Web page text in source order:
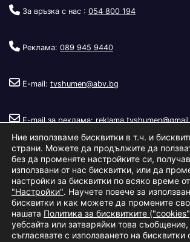
За връзка с нас : 054 800 194
Реклама: 089 945 9440
E-mail: tvshumen@abv.bg
E-mail за реклама:
Copyright © 2026Телевизия Шумен.|
Ltd.
За насРекламаУсловия за ползване
Ние използваме бисквитки в т.ч. и
страни. Можете да продължите да
без да променяте настройките си,
използвани от нас бисквитки, или да
настройки за бисквитки по всяко време
"Настройки". Научете повече за
бисквитки и как можете да промените
нашата Политика за бисквитките
уебсайта или затваряйки това
съгласявате с използването на бисквитки